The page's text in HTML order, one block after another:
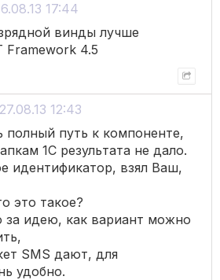
17:44
винды лучше
Framework 4.5
27.08.13 12:43
полный путь к компоненте,
1С результата не дало.
идентификатор, взял Ваш,
это такое?
за идею, как вариант можно
SMS дают, для
удобно.